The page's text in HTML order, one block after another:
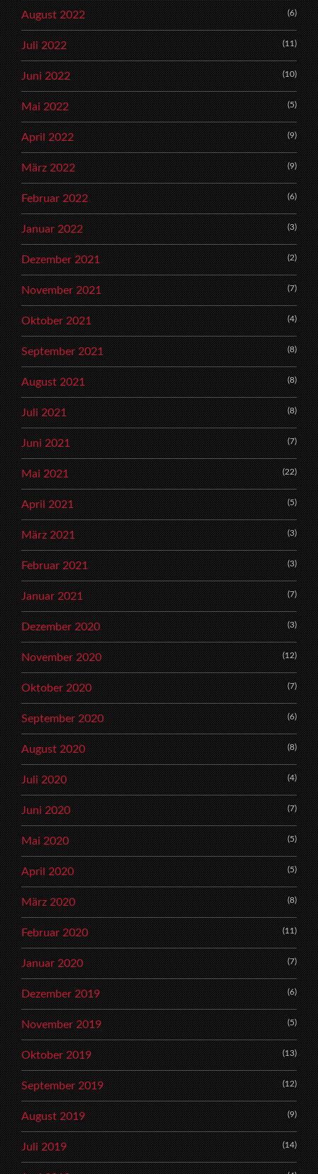
August 2022 (6)
Juli 2022 (11)
Juni 2022 (10)
Mai 2022 (5)
April 2022 (9)
März 2022 (9)
Februar 2022 (6)
Januar 2022 (3)
Dezember 2021 (2)
November 2021 (7)
Oktober 2021 (4)
September 2021 (8)
August 2021 (8)
Juli 2021 (8)
Juni 2021 (7)
Mai 2021 (22)
April 2021 (5)
März 2021 (3)
Februar 2021 (3)
Januar 2021 (7)
Dezember 2020 (3)
November 2020 (12)
Oktober 2020 (7)
September 2020 (6)
August 2020 (8)
Juli 2020 (4)
Juni 2020 (7)
Mai 2020 (5)
April 2020 (5)
März 2020 (8)
Februar 2020 (11)
Januar 2020 (7)
Dezember 2019 (6)
November 2019 (5)
Oktober 2019 (13)
September 2019 (12)
August 2019 (9)
Juli 2019 (14)